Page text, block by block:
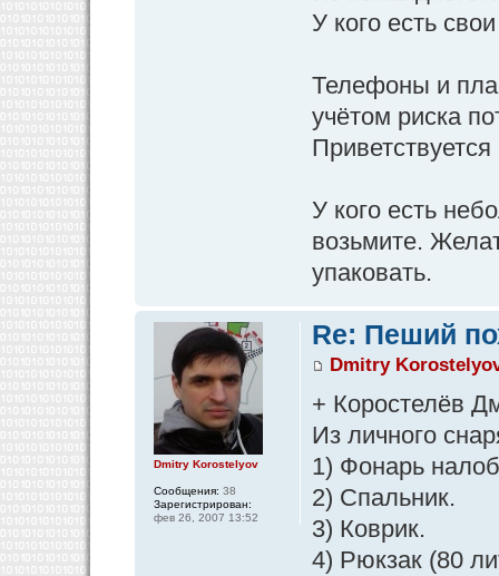
У кого есть
Телефоны и
учётом риска
У кого есть
возьмите.
упаковать.
Re: Пеший
Dmitry
+ Коростелёв
Из личного
1) Фонарь
2) Спальник.
3) Коврик.
4) Рюкзак (80
Dmitry Korostelyov
Сообщения: 38
Зарегистрирован:
фев 26, 2007 13:52